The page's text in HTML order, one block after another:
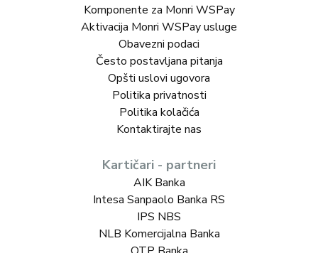
Komponente za Monri WSPay
Aktivacija Monri WSPay usluge
Obavezni podaci
Često postavljana pitanja
Opšti uslovi ugovora
Politika privatnosti
Politika kolačića
Kontaktirajte nas
Kartičari - partneri
AIK Banka
Intesa Sanpaolo Banka RS
IPS NBS
NLB Komercijalna Banka